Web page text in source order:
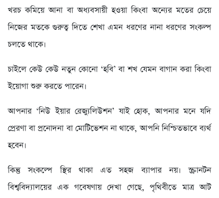
খরচ কমিয়ে আনা বা অধ্যবসায়ী হওয়া কিংবা অন্যের মতের চেয়ে
নিজের মতকে গুরুত্ব দিতে শেখা এমন ধরণের নানা ধরণের সংকল্প
চলতে থাকে।
চাইলে কেউ কেউ নতুন কোনো ‘হবি’ বা শখ যেমন বাগান করা কিংবা
ইয়োগা শুরু করতে পারেন।
আপনার ‘নিউ ইয়ার রেজ্যুলিউশন’ যাই হোক, আপনার মনে যদি
প্রেরণা বা প্রনোদনা বা মোটিভেশন না থাকে, আপনি নিশ্চিতভাবে ব্যর্থ
হবেন।
কিন্তু সংকল্পে স্থির থাকা এত সহজ ব্যাপার নয়। স্ক্রানটন
বিশ্ববিদ্যালয়ের এক গবেষণায় দেখা গেছে, পৃথিবীতে মাত্র আট